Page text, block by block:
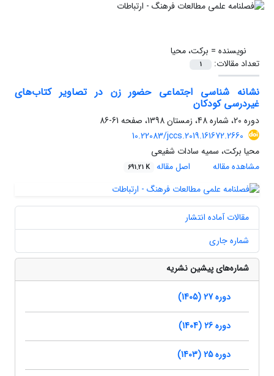
نویسنده = برکت، محیا
تعداد مقالات:
1
نشانه شناسی اجتماعی حضور زن در تصاویر کتاب‌های
غیردرسی کودکان
دوره 20، شماره 48، زمستان 1398، صفحه
61-86
10.22083/jccs.2019.161672.2660
محیا برکت، سمیه سادات شفیعی
مشاهده مقاله
اصل مقاله 691.21 K
مقالات آماده انتشار
شماره جاری
شماره‌های پیشین نشریه
دوره 27 (1405)
دوره 26 (1404)
دوره 25 (1403)